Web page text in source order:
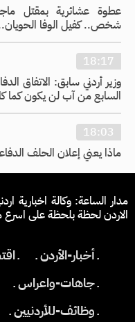
شخص.. كفيل الوفا الحويان..
18:17
وزير أردني سابق: الاتفاق
السابع من آب لن يكون كما
18:03
ماذا يعني إعلان الحلف
مدار الساعة: وكالة اخبارية
الاردن لحظة بلحظة على اسرع
ـ أخبار-الأردن ـ ـ
ـ جاهات-واعراس ـ
ـ وظائف-للأردنيين ـ